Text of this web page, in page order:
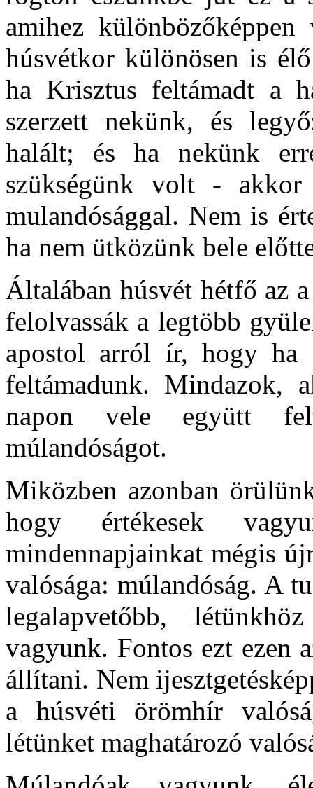
amihez
húsvétkor különösen is
ha Krisztus feltámadt a
szerzett nekünk, és
halált; és ha nekünk
szükségünk volt -
mulandósággal. Nem is
ha nem ütközünk bele
Általában húsvét hétfő az
felolvassák a legtöbb
apostol arról ír, hogy ha
feltámadunk. Mindazok,
napon vele együtt
múlandóságot.
Miközben azonban
hogy értékesek
mindennapjainkat mégis
valósága: múlandóság. A
legalapvetőbb,
vagyunk. Fontos ezt ezen
állítani. Nem
a húsvéti örömhír
létünket maghatározó